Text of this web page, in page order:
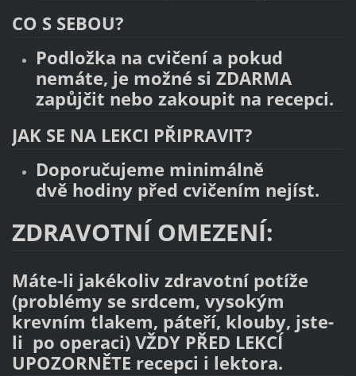
CO S SEBOU?
Podložka na cvičení a pokud
nemáte, je možné si ZDARMA
zapůjčit nebo zakoupit na recepci.
JAK SE NA LEKCI PŘIPRAVIT?
Doporučujeme minimálně
dvě hodiny před cvičením nejíst.
ZDRAVOTNÍ OMEZENÍ:
Máte-li jakékoliv zdravotní potíže
(problémy se srdcem, vysokým
krevním tlakem, páteří, klouby, jste-
li po operaci) VŽDY PŘED LEKCÍ
UPOZORNĚTE recepci i lektora.